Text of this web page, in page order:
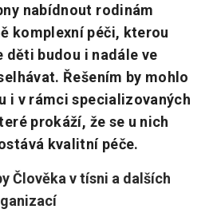
nabídnout rodinám
komplexní péči, kterou
budou i nadále ve
Řešením by mohlo
i v rámci specializovaných
prokáží, že se u nich
kvalitní péče.
Člověka v tísni a dalších